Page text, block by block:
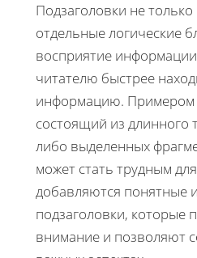
Подзаголовки не
отдельные логические
восприятие
читателю быстрее
информацию. Примером
состоящий из длинного
либо выделенных
может стать трудным
добавляются понятные
подзаголовки, которые
внимание и позволяют